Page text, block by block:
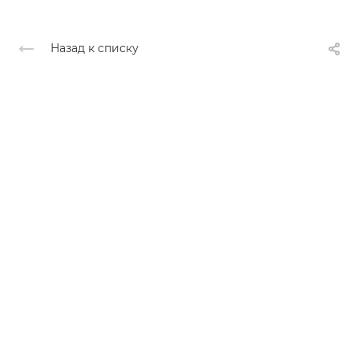
Назад к списку